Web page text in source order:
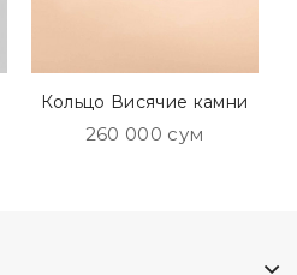
Кольцо Висячие камни
260 000 сум